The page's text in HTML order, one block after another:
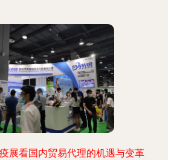
展看国内贸易代理的机遇与变革